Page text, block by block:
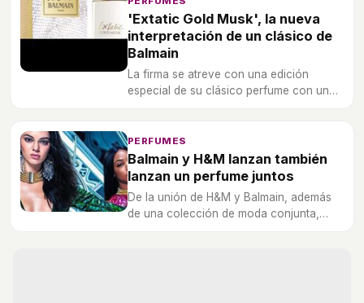
'Extatic Gold Musk', la nueva
interpretación de un clásico de
Balmain
La firma se atreve con una edición
especial de su clásico perfume con un
PERFUMES
Balmain y H&M lanzan también
lanzan un perfume juntos
De la unión de H&M y Balmain, además
de una colección de moda conjunta,